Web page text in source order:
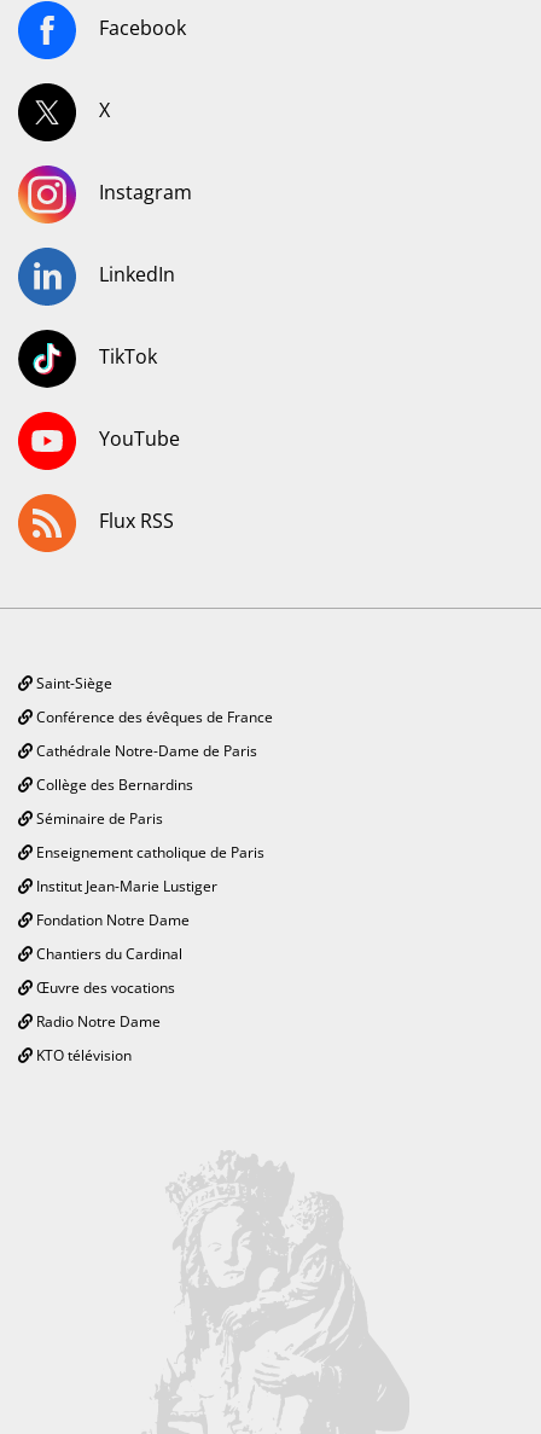
Facebook
X
Instagram
LinkedIn
TikTok
YouTube
Flux RSS
Saint-Siège
Conférence des évêques de France
Cathédrale Notre-Dame de Paris
Collège des Bernardins
Séminaire de Paris
Enseignement catholique de Paris
Institut Jean-Marie Lustiger
Fondation Notre Dame
Chantiers du Cardinal
Œuvre des vocations
Radio Notre Dame
KTO télévision